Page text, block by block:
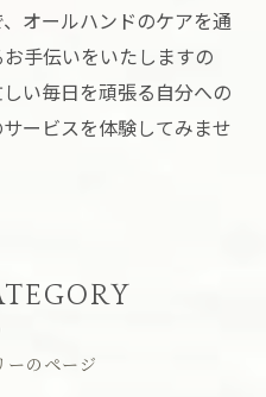
オールハンドのケアを通
手伝いをいたしますの
い毎日を頑張る自分への
ービスを体験してみませ
ーのページ